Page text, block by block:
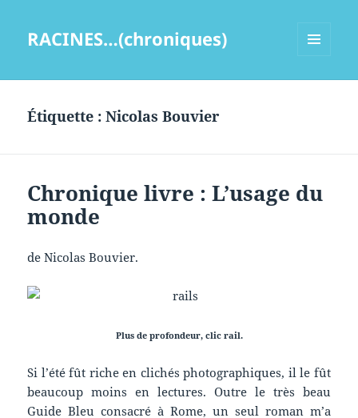
RACINES…(chroniques)
Étiquette :Nicolas Bouvier
Chronique livre : L’usage du
monde
de Nicolas Bouvier.
Plus de profondeur, clic rail.
Si l’été fût riche en clichés photographiques, il le fût
beaucoup moins en lectures. Outre le très beau
Guide Bleu consacré à Rome, un seul roman m’a